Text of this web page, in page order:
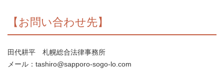
【お問い合わせ先】
田代耕平 札幌総合法律事務所
メール：tashiro@sapporo-sogo-lo.com